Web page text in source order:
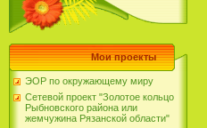
Мои проекты
ЭОР по окружающему миру
Сетевой проект "Золотое кольцо
Рыбновского района или
жемчужина Рязанской области"